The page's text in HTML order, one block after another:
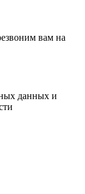
вам на
данных и